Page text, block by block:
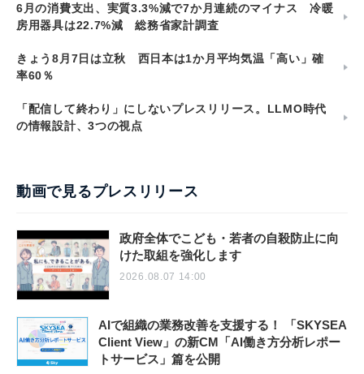
6月の消費支出、実質3.3%減で7か月連続のマイナス 冷暖
房用器具は22.7%減 総務省家計調査
きょう8月7日は立秋 西日本は1か月平均気温「高い」確
率60％
「配信して終わり」にしないプレスリリース。LLMO時代
の情報設計、3つの視点
動画で見るプレスリリース
政府全体でこども・若者の自殺防止に向
けた取組を強化します
2026.08.07 14:00
AIで組織の業務改善を支援する！ 「SKYSEA
Client View」の新CM「AI働き方分析レポー
トサービス」篇を公開